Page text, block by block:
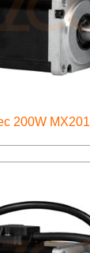
200W MX201